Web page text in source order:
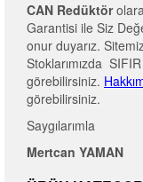
CAN Redüktör
Garantisi ile Siz
onur duyarız.
Stoklarımızda
görebilirsiniz.
görebilirsiniz.
Saygılarımla
Mertcan YAMAN